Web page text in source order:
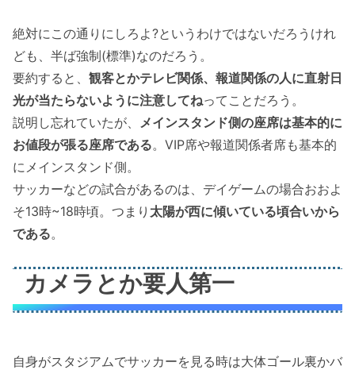
絶対にこの通りにしろよ?というわけではないだろうけれ
ども、半ば強制(標準)なのだろう。
要約すると、 観客とかテレビ関係、報道関係の人に直射日
光が当たらないように注意してねってことだろう。
説明し忘れていたが、
メインスタンド側の座席は基本的に
お値段が張る座席である。VIP席や報道関係者席も基本的
にメインスタンド側。
サッカーなどの試合があるのは、デイゲームの場合おおよ
そ13時~18時頃。つまり 太陽が西に傾いている頃合いから
である。
カメラとか要人第一
自身がスタジアムでサッカーを見る時は大体ゴール裏かバ